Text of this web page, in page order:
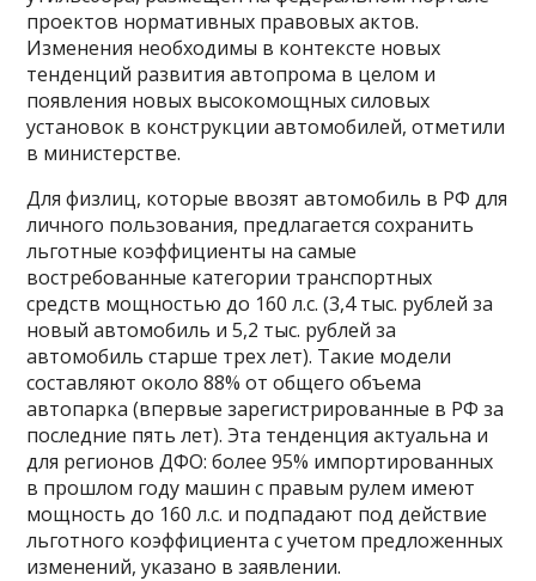
проектов нормативных правовых актов.
Изменения необходимы в контексте новых
тенденций развития автопрома в целом и
появления новых высокомощных силовых
установок в конструкции автомобилей, отметили
в министерстве.
Для физлиц, которые ввозят автомобиль в РФ для
личного пользования, предлагается сохранить
льготные коэффициенты на самые
востребованные категории транспортных
средств мощностью до 160 л.с. (3,4 тыс. рублей за
новый автомобиль и 5,2 тыс. рублей за
автомобиль старше трех лет). Такие модели
составляют около 88% от общего объема
автопарка (впервые зарегистрированные в РФ за
последние пять лет). Эта тенденция актуальна и
для регионов ДФО: более 95% импортированных
в прошлом году машин с правым рулем имеют
мощность до 160 л.с. и подпадают под действие
льготного коэффициента с учетом предложенных
изменений, указано в заявлении.